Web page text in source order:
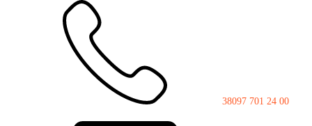
38097 701 24 00